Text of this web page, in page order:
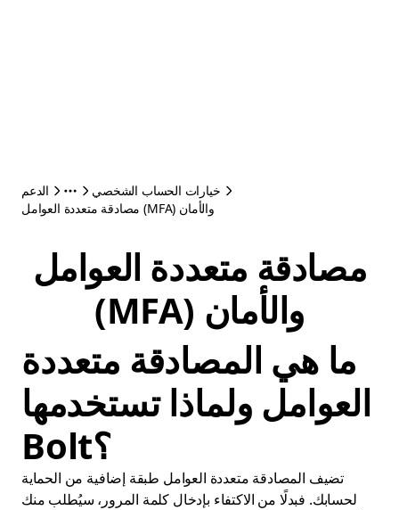
الدعم
خيارات الحساب الشخصي
مصادقة متعددة العوامل (MFA) والأمان
مصادقة متعددة العوامل
(MFA) والأمان
ما هي المصادقة متعددة
العوامل ولماذا تستخدمها
Bolt؟
تضيف المصادقة متعددة العوامل طبقة إضافية من الحماية
لحسابك. فبدلًا من الاكتفاء بإدخال كلمة المرور، سيُطلب منك